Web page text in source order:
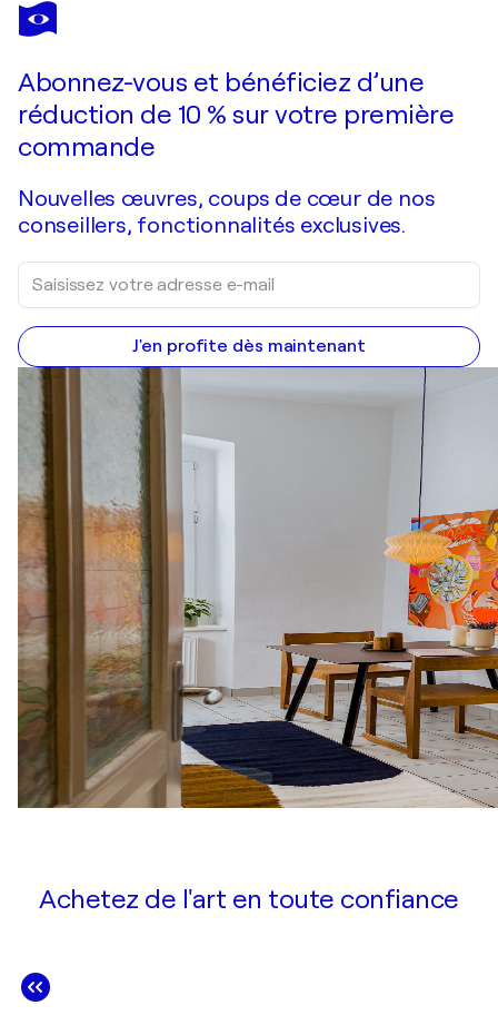
PABLO PICASSO
La femme au singe, Lithographie
Abonnez-vous et bénéficiez d’une
réduction de 10 % sur votre première
commande
Nouvelles œuvres, coups de cœur de nos
conseillers, fonctionnalités exclusives.
J'en profite dès maintenant
Achetez de l'art en toute confiance